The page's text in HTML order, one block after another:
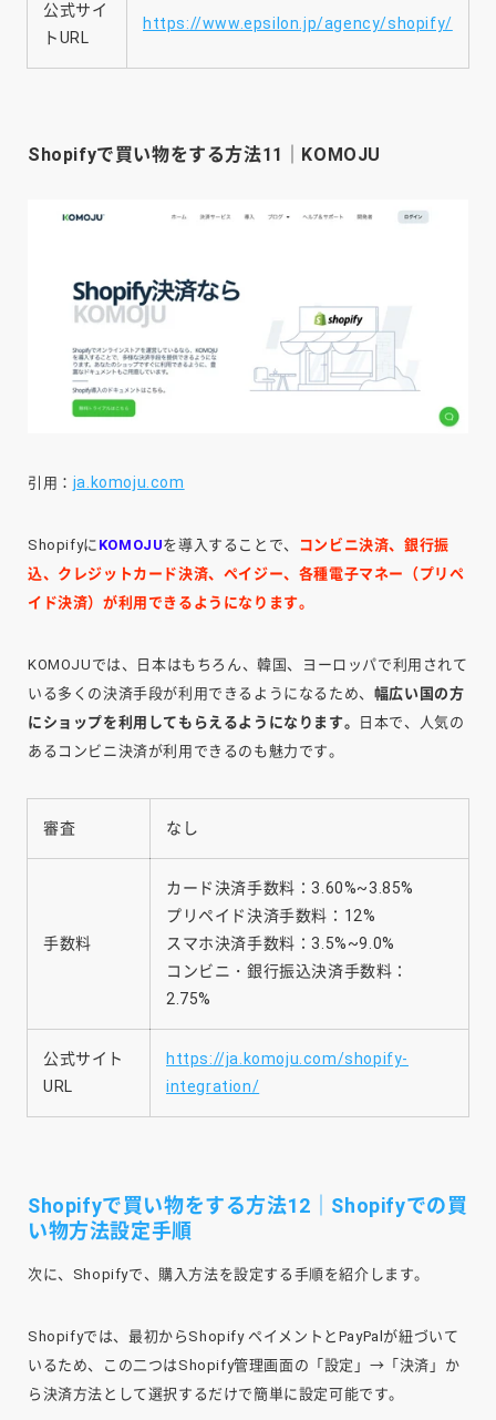
公式サイ
トURL
https://www.epsilon.jp/agency/shopify/
Shopifyで買い物をする方法11｜KOMOJU
引用： ja.komoju.com
Shopifyに KOMOJUを導入することで、
コンビニ決済、銀行振
込、クレジットカード決済、ペイジー、各種電子マネー（プリペ
イド決済）が利用できるようになります。
KOMOJUでは、日本はもちろん、韓国、ヨーロッパで利用されて
いる多くの決済手段が利用できるようになるため、 幅広い国の方
にショップを利用してもらえるようになります。
日本で、人気の
あるコンビニ決済が利用できるのも魅力です。
審査 なし
手数料
カード決済手数料：3.60%~3.85%
プリペイド決済手数料：12%
スマホ決済手数料：3.5%~9.0%
コンビニ・銀行振込決済手数料：
2.75%
公式サイト
URL
https://ja.komoju.com/shopify-
integration/
Shopifyで買い物をする方法12｜Shopifyでの買
い物方法設定手順
次に、Shopifyで、購入方法を設定する手順を紹介します。
Shopifyでは、最初からShopify ペイメントとPayPalが紐づいて
いるため、この二つはShopify管理画面の「設定」→「決済」か
ら決済方法として選択するだけで簡単に設定可能です。